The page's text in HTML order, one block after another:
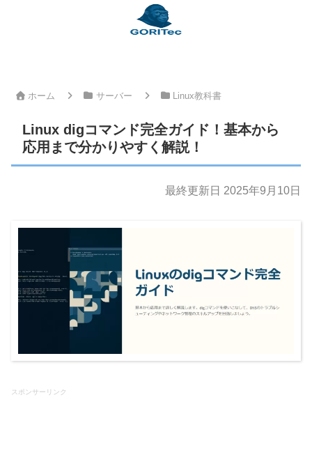
ホーム サーバー Linux教科書
Linux digコマンド完全ガイド！基本から
応用まで分かりやすく解説！
最終更新日 2025年9月10日
スポンサーリンク